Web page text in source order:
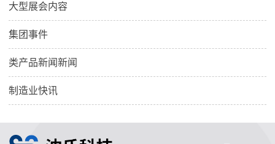
大型展会内容
集团事件
类产品新闻新闻
制造业快讯